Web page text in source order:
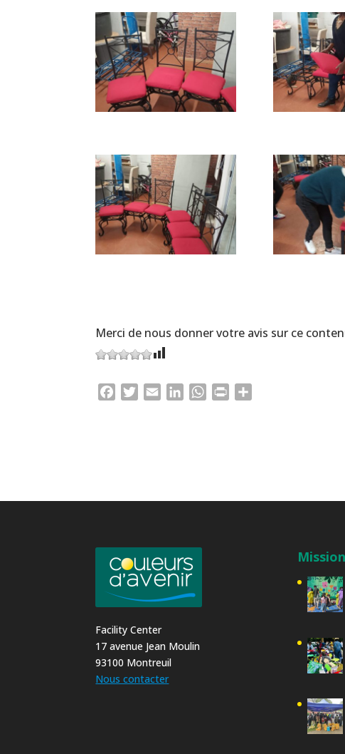
Merci de nous donner votre avis sur ce
FacebookTwitter
Email LinkedInWhatsApp
Print
Facility Center
17 avenue Jean Moulin
93100 Montreuil
Nous contacter